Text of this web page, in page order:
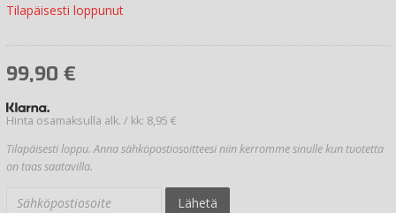
Tilapäisesti loppunut
99,90 €
Hinta osamaksulla alk. / kk: 8,95 €
Tilapäisesti loppu. Anna sähköpostiosoitteesi niin kerromme sinulle kun tuotetta
on taas saatavilla.
Lähetä